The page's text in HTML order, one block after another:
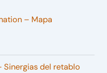
– Mapa
Sinergias del retablo